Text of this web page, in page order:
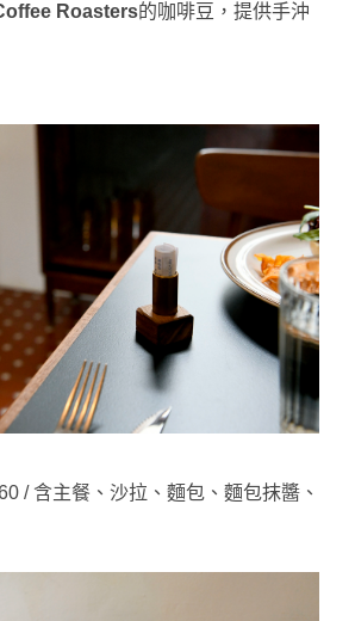
Roasters的咖啡豆，提供手沖
/ 含主餐、沙拉、麵包、麵包抹醬、